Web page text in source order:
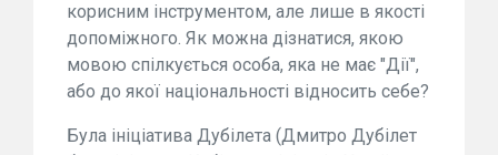
корисним інструментом, але лише в якості
допоміжного. Як можна дізнатися, якою
мовою спілкується особа, яка не має "Дії",
або до якої національності відносить себе?
Була ініціатива Дубілета (Дмитро Дубілет